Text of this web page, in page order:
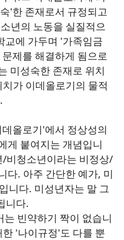
'한 존재로서 규정되고
년의 노동을 실질적으
교에 가두며 '가족임금
제를 해결하게 됨으로
미성숙한 존재로 위치
가 이데올로기의 물적
올로기'에서 정상성의
게 붙여지는 개념입니
비청소년이라는 비정상/
다. 아주 간단한 예가, 미
니다. 미성년자는 말 그
니다.
빈약하기 짝이 없습니
'나이규정'도 다를 뿐